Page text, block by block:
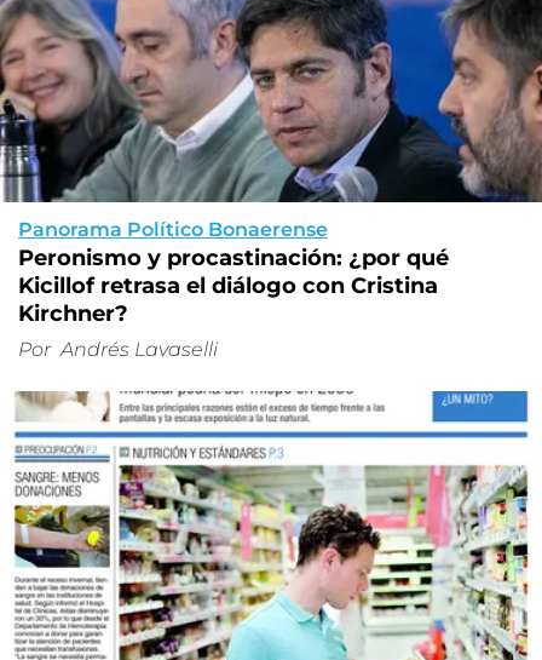
Panorama Político Bonaerense
Peronismo y procastinación: ¿por qué
Kicillof retrasa el diálogo con Cristina
Kirchner?
Por Andrés Lavaselli